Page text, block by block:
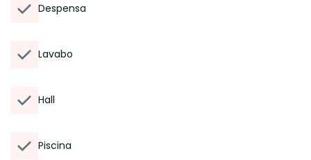
Despensa
Lavabo
Hall
Piscina